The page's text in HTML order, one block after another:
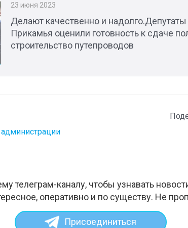
23 июня 2023
Делают качественно и
Прикамья оценили готовность к сдаче
строительство путепроводов
телеграм-каналу, чтобы узнавать
оперативно и по существу. Не
Присоединиться